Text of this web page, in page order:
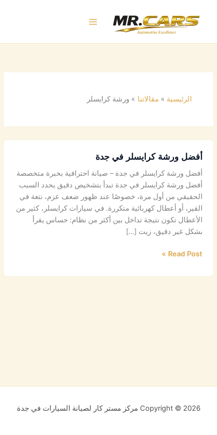
المحتوى
الرئيسية مقالاتنا ورشة كرايسلر
أفضل ورشة كرايسلر في جدة
أفضل ورشة كرايسلر في جدة – صيانة احترافية بخبرة متخصصة
أفضل ورشة كرايسلر في جدة تبدأ بتشخيص دقيق يحدد السبب
الحقيقي من أول مرة، خصوصًا عند ظهور ضعف عزم، نتعة في
القير، أو أعطال كهربائية متكررة. في سيارات كرايسلر، كثير من
الأعطال تكون نتيجة تداخل بين أكثر من نظام: حساس يقرأ
بشكل غير دقيق، زيت […]
Read Post »
Copyright © 2026 مركز مستر كار لصيانة السيارات في جدة